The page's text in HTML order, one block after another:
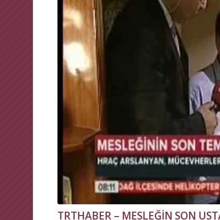
TRTHABER – MESLEĞİN SON